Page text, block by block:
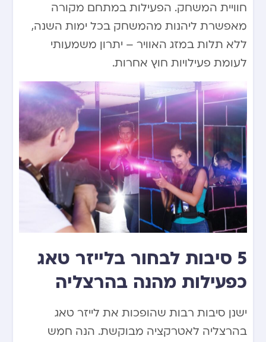
חוויית המשחק. הפעילות במתחם מקורה
מאפשרת ליהנות מהמשחק בכל ימות השנה,
ללא תלות במזג האוויר – יתרון משמעותי
לעומת פעילויות חוץ אחרות.
5 סיבות לבחור בלייזר טאג
כפעילות מהנה בהרצליה
ישנן סיבות רבות שהופכות את לייזר טאג
בהרצליה לאטרקציה מבוקשת. הנה חמש